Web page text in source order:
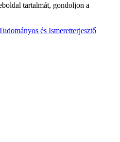
tartalmát, gondoljon a
és Ismeretterjesztő